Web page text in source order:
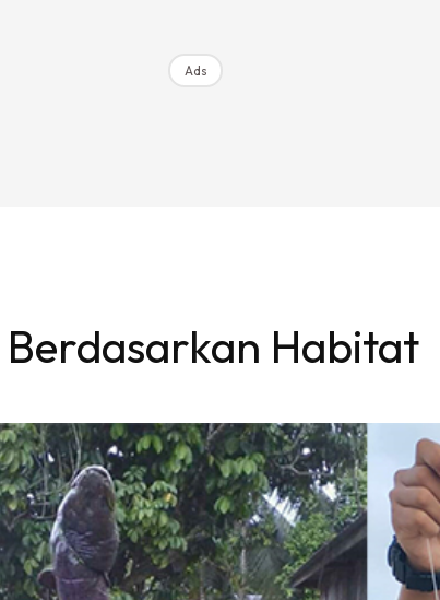
Ads
Berdasarkan Habitat